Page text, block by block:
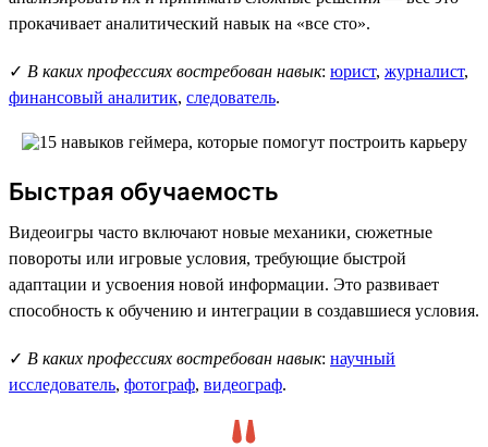
прокачивает аналитический навык на «все сто».
✓ В каких профессиях востребован навык: юрист, журналист,
финансовый аналитик, следователь.
Быстрая обучаемость
Видеоигры часто включают новые механики, сюжетные
повороты или игровые условия, требующие быстрой
адаптации и усвоения новой информации. Это развивает
способность к обучению и интеграции в создавшиеся условия.
✓ В каких профессиях востребован навык: научный
исследователь, фотограф, видеограф.